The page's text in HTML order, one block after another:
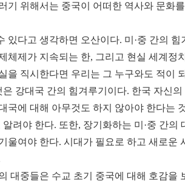
위해서는 중국이 어떠한 역사와 문화
다고 생각하면 오산이다. 미·중 간의 힘
제가 지속되는 한, 그리고 현실 세계정
직시한다면 우리는 그 누구와도 적이
강대국 간의 힘겨루기이다. 한국 자신의
에 대해 아무것도 하지 않아야 한다는
려야 한다. 또한, 장기화하는 미·중 간의
여야 한다. 시대가 필요로 하고 새로운
대중들은 수교 초기 중국에 대해 호감을